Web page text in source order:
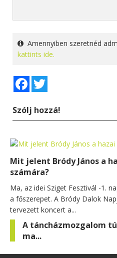
Amennyiben szeretnéd
kattints ide.
Facebook
Szólj hozzá!
Mit jelent Bródy János a
számára?
Ma, az idei Sziget Fesztivál -1.
a főszerepet. A Bródy Dalok
tervezett koncert a...
A táncházmozgalom
ma...